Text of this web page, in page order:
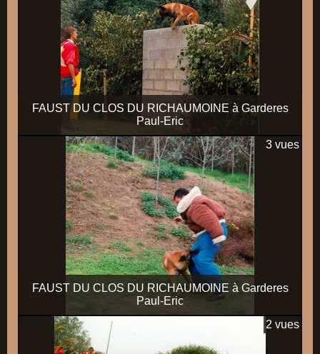
FAUST DU CLOS DU RICHAUMOINE à Garderes
Paul-Eric
FAUST DU CLOS DU RICHAUMOINE à Garderes
Paul-Eric
3 vues
2 vues